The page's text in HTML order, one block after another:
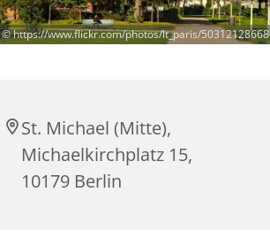
© https://www.flickr.com/photos/lt_paris/50312128668
St. Michael (Mitte),
Michaelkirchplatz 15,
10179 Berlin